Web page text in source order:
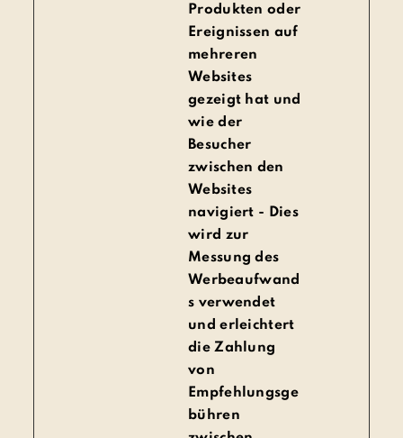
Produkten oder
Ereignissen auf
mehreren
Websites
gezeigt hat und
wie der
Besucher
zwischen den
Websites
navigiert - Dies
wird zur
Messung des
Werbeaufwand
s verwendet
und erleichtert
die Zahlung
von
Empfehlungsge
bühren